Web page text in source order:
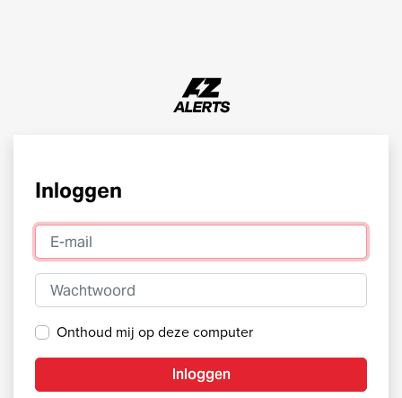
Inloggen
E-mail
Wachtwoord
Onthoud mij op deze computer
Inloggen